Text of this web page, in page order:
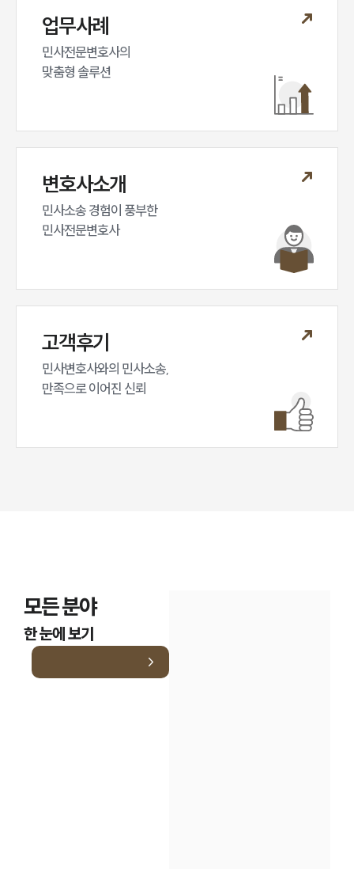
업무사례
민사전문변호사의
맞춤형 솔루션
변호사소개
민사소송 경험이 풍부한
민사전문변호사
고객후기
민사변호사와의 민사소송,
만족으로 이어진 신뢰
모든 분야
한 눈에 보기